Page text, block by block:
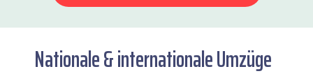
Nationale & internationale Umzüge